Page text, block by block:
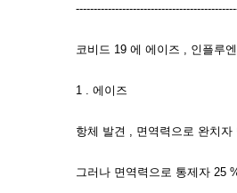
코비드 19 에 에이즈 , 인플루
1 . 에이즈
항체 발견 , 면역력으로 완치자
그러나 면역력으로 통제자 25